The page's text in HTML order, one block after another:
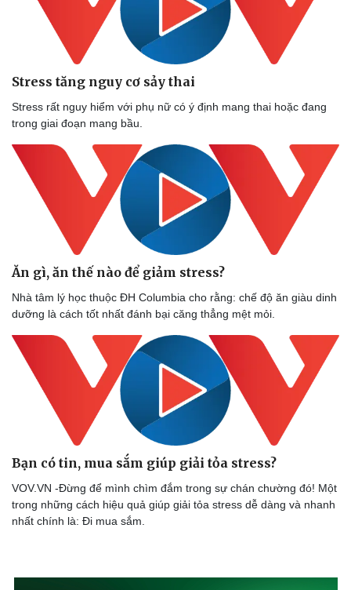
Stress tăng nguy cơ sảy thai
Stress rất nguy hiểm với phụ nữ có ý định mang thai hoặc đang
trong giai đoạn mang bầu.
Ăn gì, ăn thế nào để giảm stress?
Nhà tâm lý học thuộc ĐH Columbia cho rằng: chế độ ăn giàu dinh
dưỡng là cách tốt nhất đánh bại căng thẳng mệt mỏi.
Bạn có tin, mua sắm giúp giải tỏa stress? ​
VOV.VN -Đừng để mình chìm đắm trong sự chán chường đó! Một
trong những cách hiệu quả giúp giải tỏa stress dễ dàng và nhanh
nhất chính là: Đi mua sắm.